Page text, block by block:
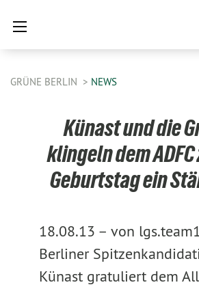
GRÜNE BERLIN NEWS
Künast und die
klingeln dem ADFC
Geburtstag ein
18.08.13 – von
Berliner
Künast gratuliert dem